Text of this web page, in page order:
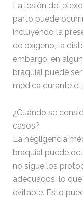
La lesión del
parto puede
incluyendo la
de oxígeno, la
embargo, en
braquial puede
médica durante el
¿Cuándo se
casos?
La negligencia
braquial puede
no sigue los
adecuados, lo
evitable. Esto